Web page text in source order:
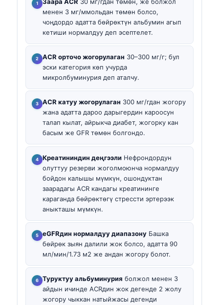
менен 3 мг/ммольдан төмөн болсо,
чоңдордо адатта бөйрөктүн альбумин агып
кетиши нормалдуу деп эсептелет.
ACR орточо жогорулаган 30–300 мг/г; бул
эски категория көп учурда
микролбуминурия деп аталчу.
ACR катуу жогорулаган 300 мг/гдан жогору
жана адатта дароо дарыгердин кароосун
талап кылат, айрыкча диабет, жогорку кан
басым же GFR төмөн болгондо.
Креатининдин деңгээли Нефрондордун
олуттуу резерви жоголмоюнча нормалдуу
бойдон калышы мүмкүн, ошондуктан
заарадагы ACR кандагы креатининге
караганда бөйрөктөгү стрессти эртерээк
аныкташы мүмкүн.
eGFRдин нормалдуу диапазону Башка
бөйрөк зыян далили жок болсо, адатта 90
мл/мин/1.73 м2 же андан жогору болот.
Туруктуу альбуминурия болжол менен 3
айдын ичинде ACRдин жок дегенде 2 жолу
жогору чыккан натыйжасы дегенди